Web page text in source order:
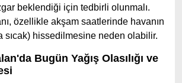
beklendiği için tedbirli olunmalı.
özellikle akşam saatlerinde havanın
sıcak) hissedilmesine neden olabilir.
Bugün Yağış Olasılığı ve